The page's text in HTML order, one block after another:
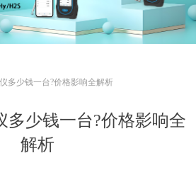
多少钱一台?价格影响全
解析
多少钱一台?价格影响全解析